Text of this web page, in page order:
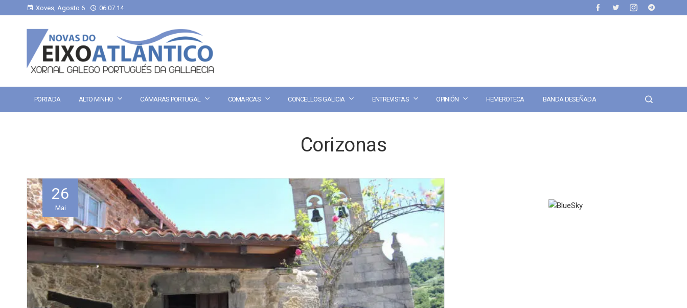
Xoves, Agosto 6 06:07:15
PORTADA ALTO MINHO CÁMARAS PORTUGAL COMARCAS CONCELLOS GALICIA ENTREVISTAS OPINIÓN HEMEROTECA BANDA DESEÑADA
Corizonas
26
Mai